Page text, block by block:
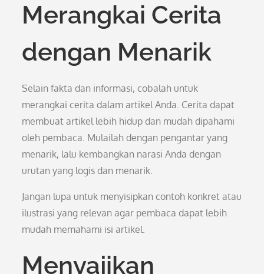
Merangkai Cerita
dengan Menarik
Selain fakta dan informasi, cobalah untuk
merangkai cerita dalam artikel Anda. Cerita dapat
membuat artikel lebih hidup dan mudah dipahami
oleh pembaca. Mulailah dengan pengantar yang
menarik, lalu kembangkan narasi Anda dengan
urutan yang logis dan menarik.
Jangan lupa untuk menyisipkan contoh konkret atau
ilustrasi yang relevan agar pembaca dapat lebih
mudah memahami isi artikel.
Menyajikan